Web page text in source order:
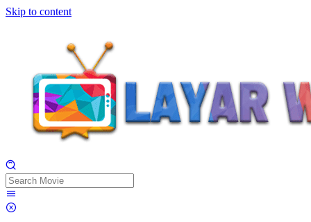
Skip to content